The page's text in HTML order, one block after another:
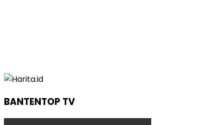
BANTENTOP TV